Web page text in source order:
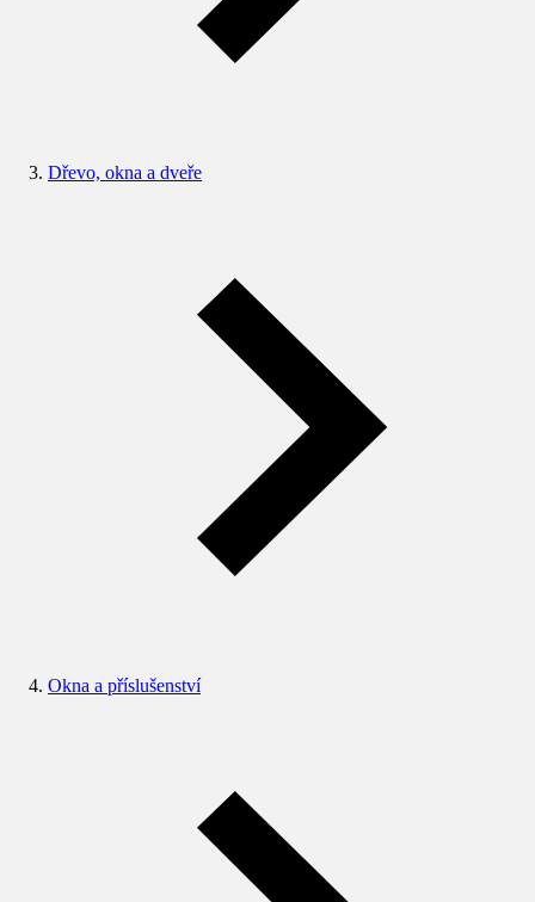
Dřevo, okna a dveře
Okna a příslušenství